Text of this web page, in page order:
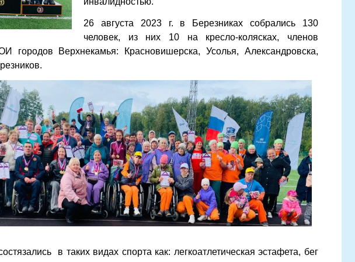
26 августа 2023 г. в Березниках собрались 130
человек, из них 10 на кресло-колясках, членов
городов Верхнекамья: Красновишерска, Усолья, Александровска,
в таких видах спорта как: легкоатлетическая эстафета, бег